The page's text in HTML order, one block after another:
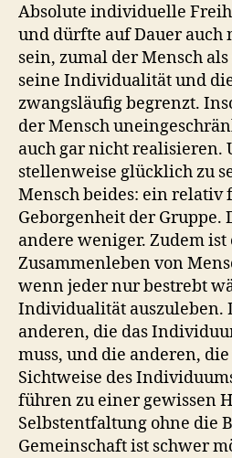
Absolute individuelle
und dürfte auf Dauer
sein, zumal der Mensch
seine Individualität und
zwangsläufig begrenzt.
der Mensch
auch gar nicht realisieren.
stellenweise glücklich zu
Mensch beides: ein relativ
Geborgenheit der Gruppe.
andere weniger. Zudem ist
Zusammenleben von
wenn jeder nur bestrebt
Individualität auszuleben.
anderen, die das
muss, und die anderen,
Sichtweise des
führen zu einer gewissen
Selbstentfaltung ohne die
Gemeinschaft ist schwer